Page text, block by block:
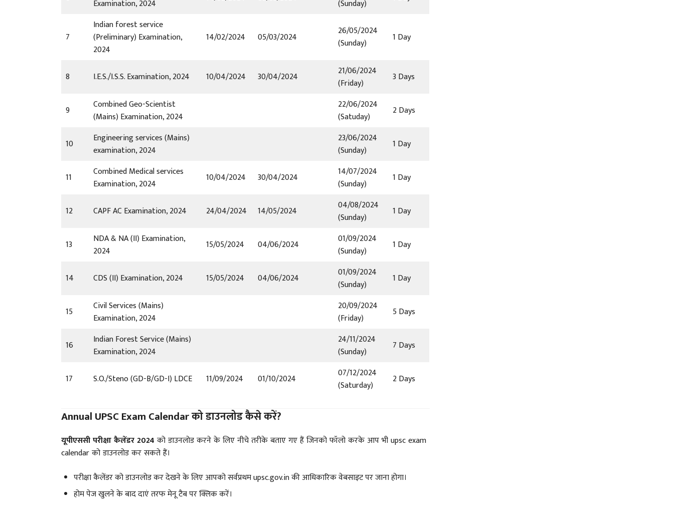
Examination, 2024
(Sunday)
7
Indian forest service
(Preliminary) Examination,
2024
14/02/2024 05/03/2024
26/05/2024
(Sunday)
1 Day
8 I.E.S./I.S.S. Examination, 2024 10/04/2024 30/04/2024
21/06/2024
(Friday)
3 Days
9
Combined Geo-Scientist
(Mains) Examination, 2024
22/06/2024
(Satuday)
2 Days
10
Engineering services (Mains)
examination, 2024
23/06/2024
(Sunday)
1 Day
11
Combined Medical services
Examination, 2024
10/04/2024 30/04/2024
14/07/2024
(Sunday)
1 Day
12 CAPF AC Examination, 2024 24/04/2024 14/05/2024
04/08/2024
(Sunday)
1 Day
13
NDA & NA (II) Examination,
2024
15/05/2024 04/06/2024
01/09/2024
(Sunday)
1 Day
14 CDS (II) Examination, 2024 15/05/2024 04/06/2024
01/09/2024
(Sunday)
1 Day
15
Civil Services (Mains)
Examination, 2024
20/09/2024
(Friday)
5 Days
16
Indian Forest Service (Mains)
Examination, 2024
24/11/2024
(Sunday)
7 Days
17 S.O./Steno (GD-B/GD-I) LDCE 11/09/2024 01/10/2024
07/12/2024
(Saturday)
2 Days
Annual UPSC Exam Calendar को डाउनलोड कैसे करें?
यूपीएससी परीक्षा कैलेंडर 2024 को डाउनलोड करने के लिए नीचे तरीके बताए गए हैं जिनको फॉलो करके आप भी upsc exam
calendar को डाउनलोड कर सकते हैं।
परीक्षा कैलेंडर को डाउनलोड कर देखने के लिए आपको सर्वप्रथम upsc.gov.in की आधिकारिक वेबसाइट पर जाना होगा।
होम पेज खुलने के बाद दाएं तरफ मेनू टैब पर क्लिक करें।